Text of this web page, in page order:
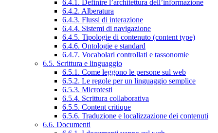
6.4.1. Definire l’architettura dell’informazione
6.4.2. Alberatura
6.4.3. Flussi di interazione
6.4.4. Sistemi di navigazione
6.4.5. Tipologie di contenuto (content type)
6.4.6. Ontologie e standard
6.4.7. Vocabolari controllati e tassonomie
6.5. Scrittura e linguaggio
6.5.1. Come leggono le persone sul web
6.5.2. Le regole per un linguaggio semplice
6.5.3. Microtesti
6.5.4. Scrittura collaborativa
6.5.5. Content critique
6.5.6. Traduzione e localizzazione dei contenuti
6.6. Documenti